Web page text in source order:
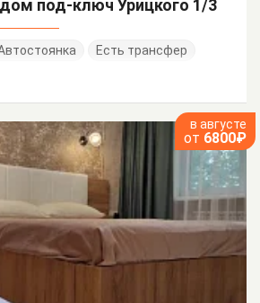
под-ключ Урицкого 1/3
Есть трансфер
в августе
от 6800₽